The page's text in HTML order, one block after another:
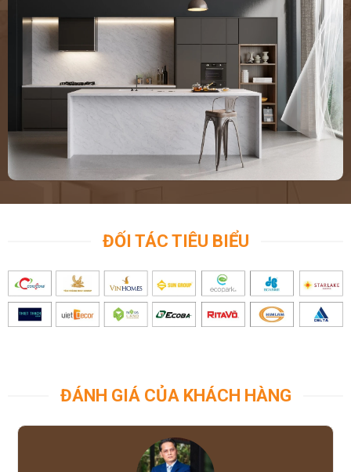
ĐỐI TÁC TIÊU BIỂU
ĐÁNH GIÁ CỦA KHÁCH HÀNG